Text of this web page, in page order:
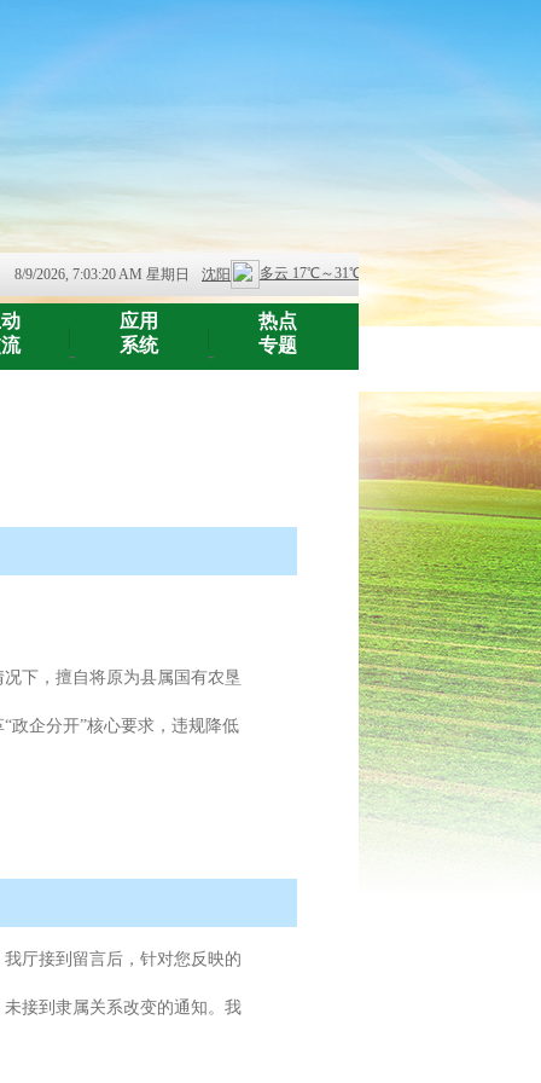
8/9/2026, 7:03:20 AM 星期日
-
应用
系统
-
热点
专题
下，擅自将原为县属国有农垦
政企分开”核心要求，违规降低
厅接到留言后，针对您反映的
接到隶属关系改变的通知。我